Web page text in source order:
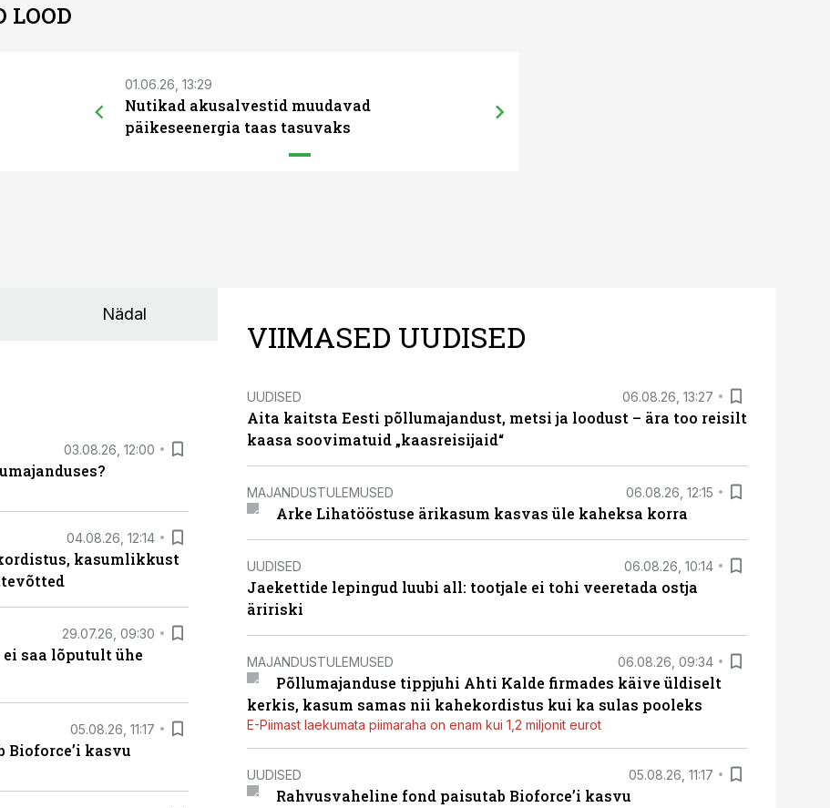
LOOD
01.06.26, 13:29
Nutikad akusalvestid muudavad
päikeseenergia taas tasuvaks
Nädal
03.08.26, 12:00
04.08.26, 12:14
kasumlikkust
29.07.26, 09:30
saa lõputult ühe
05.08.26, 11:17
Bioforce’i kasvu
VIIMASED UUDISED
UUDISED 06.08.26, 13:27
Aita kaitsta Eesti põllumajandust, metsi ja loodust – ära too reisilt
kaasa soovimatuid „kaasreisijaid“
MAJANDUSTULEMUSED 06.08.26, 12:15
Arke Lihatööstuse ärikasum kasvas üle kaheksa korra
UUDISED 06.08.26, 10:14
Jaekettide lepingud luubi all: tootjale ei tohi veeretada ostja
äririski
MAJANDUSTULEMUSED 06.08.26, 09:34
Põllumajanduse tippjuhi Ahti Kalde firmades käive üldiselt
kerkis, kasum samas nii kahekordistus kui ka sulas pooleks
E-Piimast laekumata piimaraha on enam kui 1,2 miljonit eurot
UUDISED 05.08.26, 11:17
Rahvusvaheline fond paisutab Bioforce’i kasvu